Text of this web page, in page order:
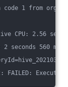
code 1 from
2.56 sec
seconds 560 msec
FAILED: